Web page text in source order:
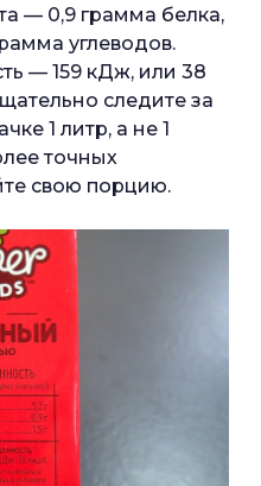
— 0,9 грамма белка,
углеводов.
— 159 кДж, или 38
следите за
1 литр, а не 1
точных
свою порцию.